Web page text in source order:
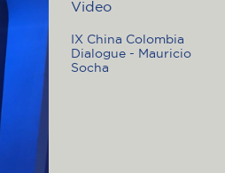
Video
IX China Colombia
Dialogue - Mauricio
Socha